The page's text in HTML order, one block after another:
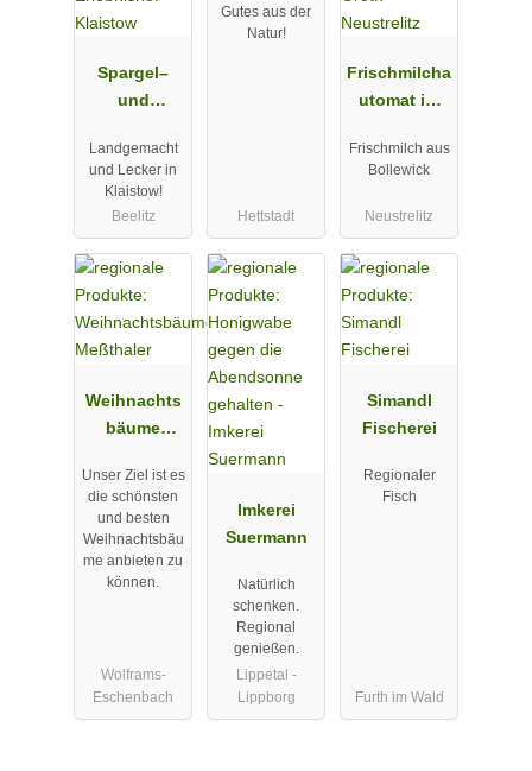
Spargel–
und
Klaistow
Landgemacht
und Lecker in
Klaistow!
Beelitz
Gutes aus der
Natur!
Hettstadt
Frischmilcha
utomat im
Neustrelitz
Frischmilch aus
Bollewick
Neustrelitz
Weihnachts
bäume
Unser Ziel ist es
die schönsten
und besten
Weihnachtsbäu
me anbieten zu
können.
Wolframs-
Eschenbach
Imkerei
Suermann
Natürlich
schenken.
Regional
genießen.
Lippetal -
Lippborg
Simandl
Fischerei
Regionaler
Fisch
Furth im Wald